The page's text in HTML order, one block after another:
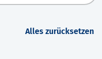
Alles zurücksetzen